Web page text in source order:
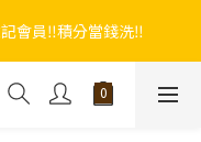
會員‼️積分當錢洗‼️
會員‼️積分當錢洗‼️
／FPS)為付款方式，滿
（6串）價值$288‼️